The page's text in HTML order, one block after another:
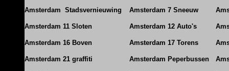
Amsterdam Stadsvernieuwing Amsterdam 7 Sneeuw
Amsterdam 11 Sloten Amsterdam 12 Auto's
Amsterdam 16 Boven Amsterdam 17 Torens
Amsterdam 21 graffiti Amsterdam Peperbussen